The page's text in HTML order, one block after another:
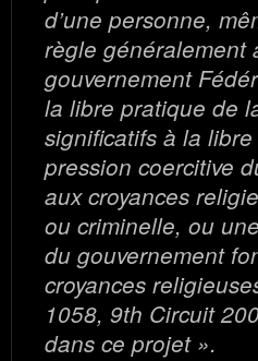
d’une personne,
règle
gouvernement
la libre pratique de
significatifs à la
pression coercitive
aux croyances
ou criminelle, ou
du gouvernement
croyances
1058, 9th Circuit
dans ce projet ».